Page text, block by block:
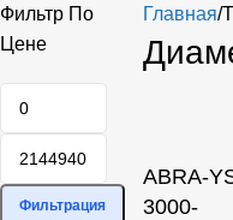
Фильтр По
Цене
Фильтрация
Главная
ABRA-
3000-